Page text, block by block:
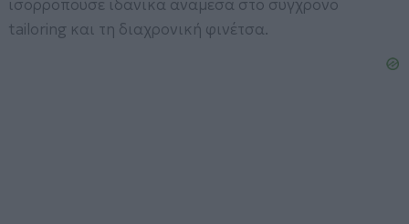
ισορροπούσε ιδανικά ανάμεσα στο σύγχρονο
tailoring και τη διαχρονική φινέτσα.